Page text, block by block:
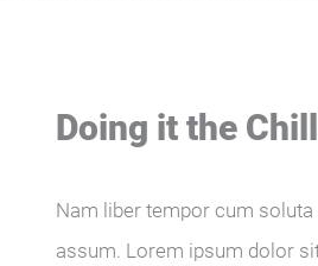
Doing it the
Nam liber tempor cum
assum. Lorem ipsum dolor